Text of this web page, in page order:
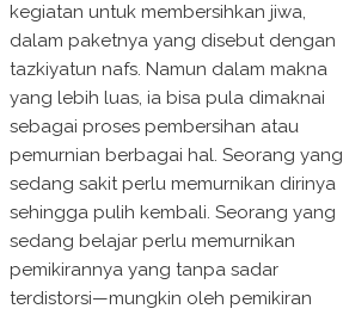
kegiatan untuk membersihkan jiwa,
dalam paketnya yang disebut dengan
tazkiyatun nafs. Namun dalam makna
yang lebih luas, ia bisa pula dimaknai
sebagai proses pembersihan atau
pemurnian berbagai hal. Seorang yang
sedang sakit perlu memurnikan dirinya
sehingga pulih kembali. Seorang yang
sedang belajar perlu memurnikan
pemikirannya yang tanpa sadar
terdistorsi—mungkin oleh pemikiran